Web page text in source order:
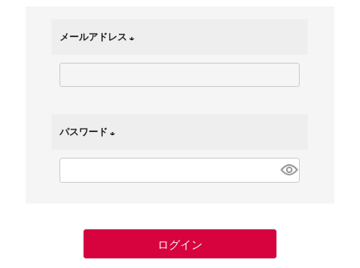
メールアドレス
(
パスワード
(
ログイン